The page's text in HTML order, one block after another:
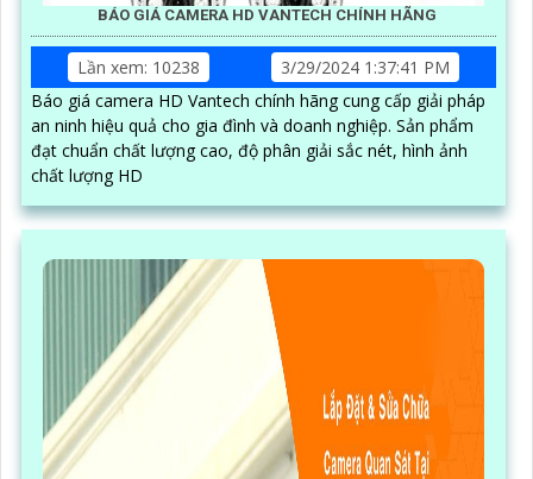
BÁO GIÁ CAMERA HD VANTECH CHÍNH HÃNG
Lần xem: 10238
3/29/2024 1:37:41 PM
Báo giá camera HD Vantech chính hãng cung cấp giải pháp
an ninh hiệu quả cho gia đình và doanh nghiệp. Sản phẩm
đạt chuẩn chất lượng cao, độ phân giải sắc nét, hình ảnh
chất lượng HD